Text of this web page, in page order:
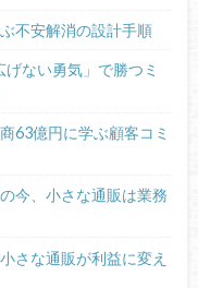
不安解消の設計手順
ない勇気」で勝つミ
63億円に学ぶ顧客コミ
今、小さな通販は業務
さな通販が利益に変え